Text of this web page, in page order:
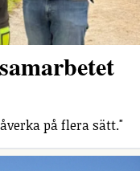
på flera sätt."